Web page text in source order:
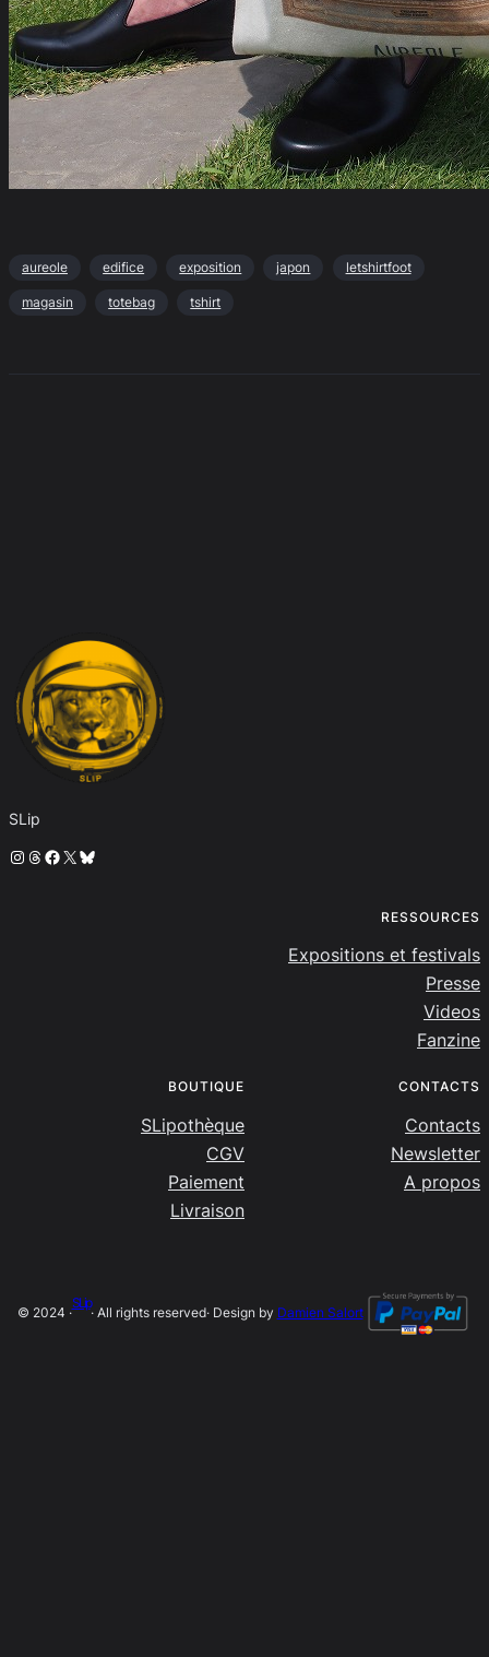
aureole edifice exposition japon letshirtfoot
magasin totebag tshirt
SLip
Instagram
Threads
Facebook
X Bluesky
RESSOURCES
Expositions et festivals
Presse
Videos
Fanzine
BOUTIQUE
SLipothèque
CGV
Paiement
Livraison
CONTACTS
Contacts
Newsletter
A propos
© 2024 ·
SLip
· All rights reserved· Design by Damien Salort